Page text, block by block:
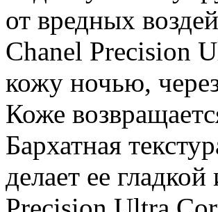
от вредных
Chanel Precision
кожу ночью,
Коже
Бархатная
делает ее